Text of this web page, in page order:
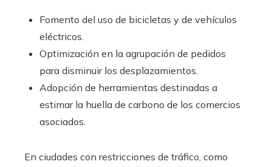
Fomento del uso de bicicletas y de vehículos
eléctricos.
Optimización en la agrupación de pedidos
para disminuir los desplazamientos.
Adopción de herramientas destinadas a
estimar la huella de carbono de los comercios
asociados.
En ciudades con restricciones de tráfico, como